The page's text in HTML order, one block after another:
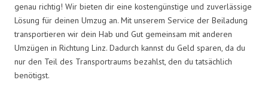
genau richtig! Wir bieten dir eine kostengünstige und zuverlässige
Lösung für deinen Umzug an. Mit unserem Service der Beiladung
transportieren wir dein Hab und Gut gemeinsam mit anderen
Umzügen in Richtung Linz. Dadurch kannst du Geld sparen, da du
nur den Teil des Transportraums bezahlst, den du tatsächlich
benötigst.